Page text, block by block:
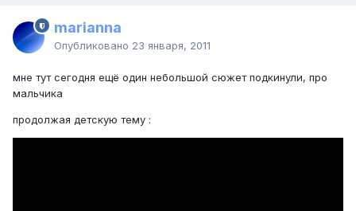
marianna
Опубликовано 23 января, 2011
мне тут сегодня ещё один небольшой сюжет подкинули, про
мальчика
продолжая детскую тему :